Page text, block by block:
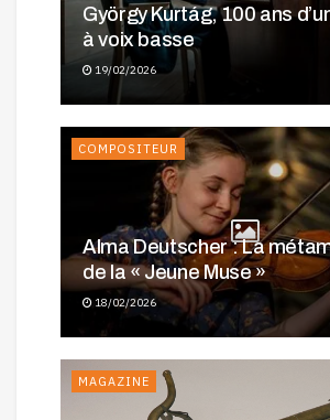
György Kurtág, 100 ans
à voix basse
19/02/2026
COMPOSITEUR
Alma Deutscher : La
de la « Jeune Muse »
18/02/2026
MAGAZINE